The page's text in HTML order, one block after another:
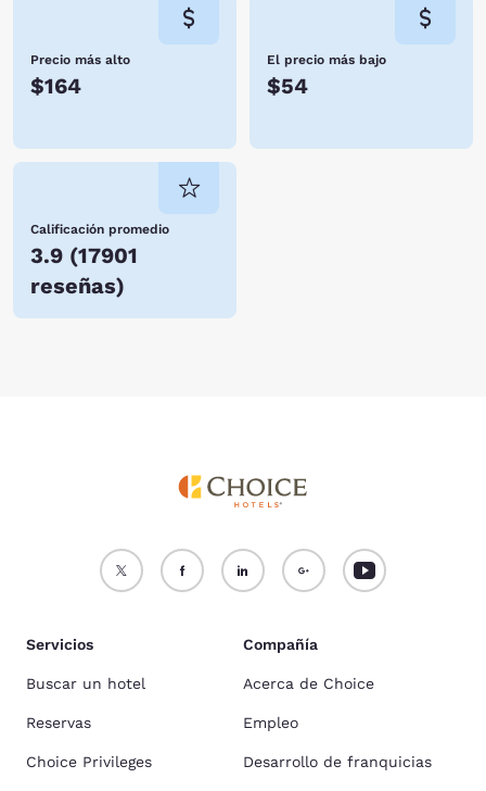
Precio más alto
$164
El precio más bajo
$54
Calificación promedio
3.9 (17901
reseñas)
Servicios
Buscar un hotel
Reservas
Choice Privileges
Compañía
Acerca de Choice
Empleo
Desarrollo de franquicias